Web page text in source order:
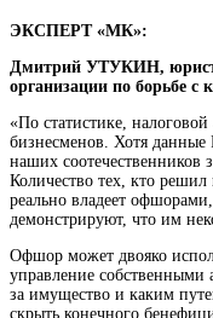
ЭКСПЕРТ «МК»:
Дмитрий УТУКИН, юрист
организации по борьбе с
«По статистике,
бизнесменов. Хотя данные
наших соотечественников
Количество тех, кто решил
реально владеет
демонстрируют, что им
Офшор может двояко
управление
за имущество и каким
скрыть конечного